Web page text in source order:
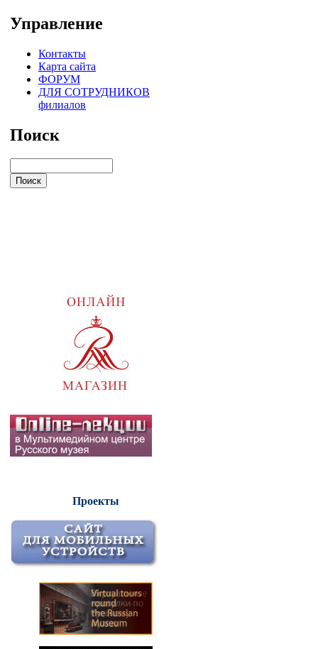
Управление
Контакты
Карта сайта
ФОРУМ
ДЛЯ СОТРУДНИКОВ
филиалов
Поиск
Проекты